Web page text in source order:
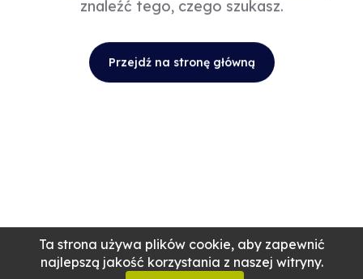
Ta strona używa plików cookie, aby zapewnić
najlepszą jakość korzystania z naszej witryny.
znaleźć tego, czego szukasz.
Przejdź na stronę główną